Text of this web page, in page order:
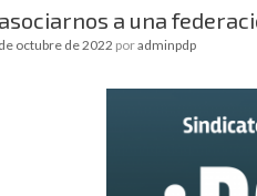
a una
octubre de 2022 poradminpdp